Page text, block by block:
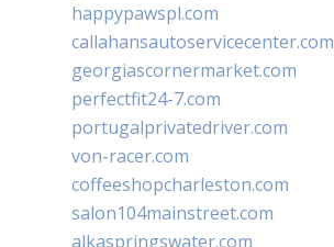
happypawspl.com
callahansautoservicecenter.com
georgiascornermarket.com
perfectfit24-7.com
portugalprivatedriver.com
von-racer.com
coffeeshopcharleston.com
salon104mainstreet.com
alkaspringswater.com